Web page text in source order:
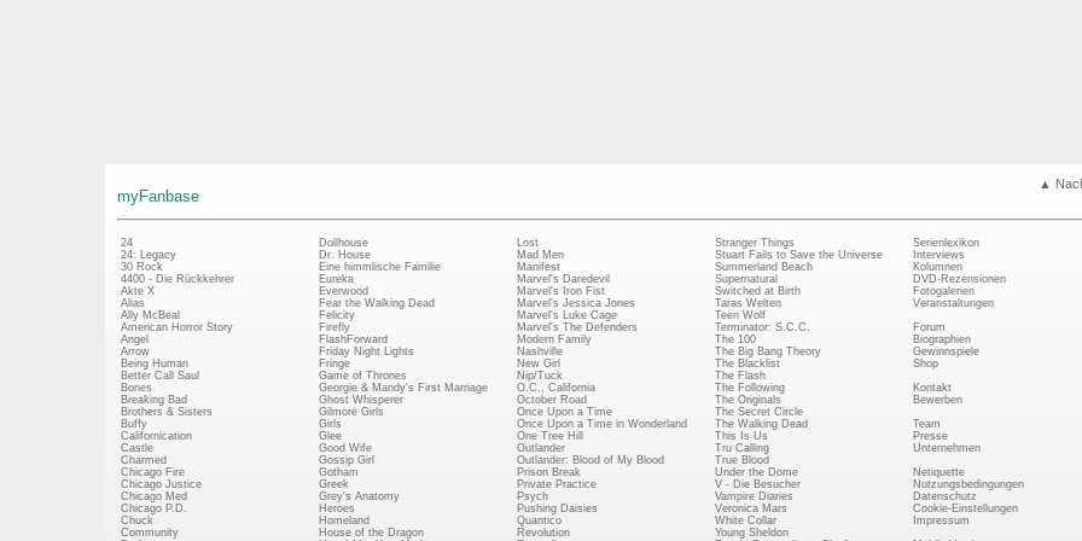
▲
myFanbase
24
24: Legacy
30 Rock
4400 - Die Rückkehrer
Akte X
Alias
Ally McBeal
American Horror Story
Angel
Arrow
Being Human
Better Call Saul
Bones
Breaking Bad
Brothers & Sisters
Buffy
Californication
Castle
Charmed
Chicago Fire
Chicago Justice
Chicago Med
Chicago P.D.
Chuck
Community
Dollhouse
Dr. House
Eine himmlische Familie
Eureka
Everwood
Fear the Walking Dead
Felicity
Firefly
FlashForward
Friday Night Lights
Fringe
Game of Thrones
Georgie & Mandy's First Marriage
Ghost Whisperer
Gilmore Girls
Girls
Glee
Good Wife
Gossip Girl
Gotham
Greek
Grey's Anatomy
Heroes
Homeland
House of the Dragon
Lost
Mad Men
Manifest
Marvel's Daredevil
Marvel's Iron Fist
Marvel's Jessica Jones
Marvel's Luke Cage
Marvel's The Defenders
Modern Family
Nashville
New Girl
Nip/Tuck
O.C., California
October Road
Once Upon a Time
Once Upon a Time in Wonderland
One Tree Hill
Outlander
Outlander: Blood of My Blood
Prison Break
Private Practice
Psych
Pushing Daisies
Quantico
Revolution
Stranger Things
Stuart Fails to Save the Universe
Summerland Beach
Supernatural
Switched at Birth
Taras Welten
Teen Wolf
Terminator: S.C.C.
The 100
The Big Bang Theory
The Blacklist
The Flash
The Following
The Originals
The Secret Circle
The Walking Dead
This Is Us
Tru Calling
True Blood
Under the Dome
V - Die Besucher
Vampire Diaries
Veronica Mars
White Collar
Young Sheldon
Serienlexikon
Interviews
Kolumnen
DVD-Rezensionen
Fotogalerien
Veranstaltungen
Forum
Biographien
Gewinnspiele
Shop
Kontakt
Bewerben
Team
Presse
Unternehmen
Netiquette
Nutzungsbedingungen
Datenschutz
Cookie-Einstellungen
Impressum